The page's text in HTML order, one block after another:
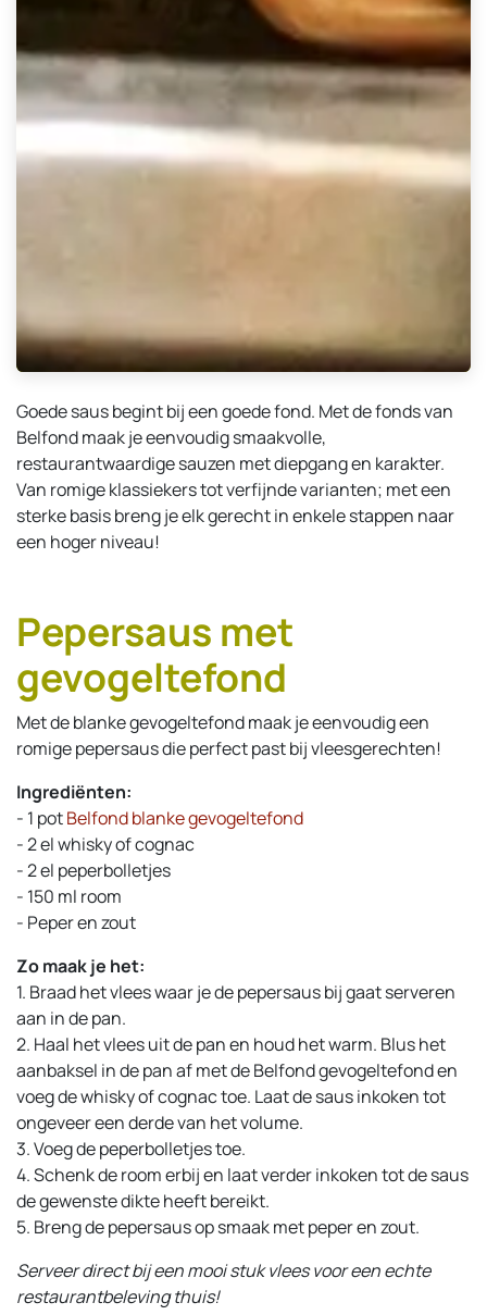
Goede saus begint bij een goede fond. Met de fonds van
Belfond maak je eenvoudig smaakvolle,
restaurantwaardige sauzen met diepgang en karakter.
Van romige klassiekers tot verfijnde varianten; met een
sterke basis breng je elk gerecht in enkele stappen naar
een hoger niveau!
Pepersaus met
gevogeltefond
Met de blanke gevogeltefond maak je eenvoudig een
romige pepersaus die perfect past bij vleesgerechten!
Ingrediënten:
- 1 potBelfond blanke gevogeltefond
- 2 el whisky of cognac
- 2 el peperbolletjes
- 150 ml room
- Peper en zout
Zo maak je het:
1. Braad het vlees waar je de pepersaus bij gaat serveren
aan in de pan.
2. Haal het vlees uit de pan en houd het warm. Blus het
aanbaksel in de pan af met de Belfond gevogeltefond en
voeg de whisky of cognac toe. Laat de saus inkoken tot
ongeveer een derde van het volume.
3. Voeg de peperbolletjes toe.
4. Schenk de room erbij en laat verder inkoken tot de saus
de gewenste dikte heeft bereikt.
5. Breng de pepersaus op smaak met peper en zout.
Serveer direct bij een mooi stuk vlees voor een echte
restaurantbeleving thuis!